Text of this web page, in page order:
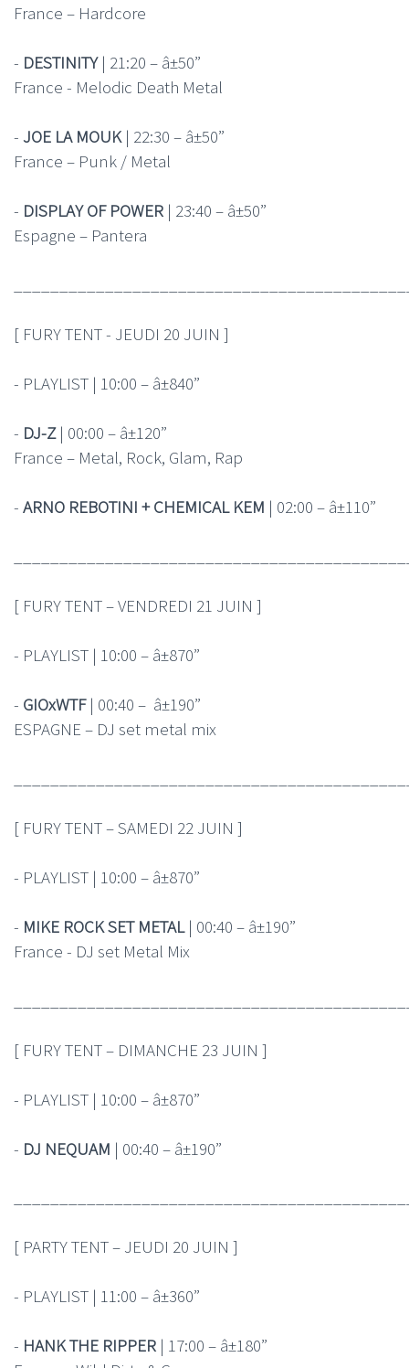
France – Hardcore
- DESTINITY| 21:20 – â±50”
France - Melodic Death Metal
- JOE LA MOUK | 22:30 – â±50”
France – Punk / Metal
- DISPLAY OF POWER | 23:40 – â±50”
Espagne – Pantera
[ FURY TENT - JEUDI 20 JUIN ]
- PLAYLIST | 10:00 – â±840”
- DJ-Z| 00:00 – â±120”
France – Metal, Rock, Glam, Rap
- ARNO REBOTINI + CHEMICAL KEM | 02:00 – â±110”
[ FURY TENT – VENDREDI 21 JUIN ]
- PLAYLIST | 10:00 – â±870”
- GIOxWTF | 00:40 – â±190”
ESPAGNE – DJ set metal mix
[ FURY TENT – SAMEDI 22 JUIN ]
- PLAYLIST | 10:00 – â±870”
- MIKE ROCK SET METAL| 00:40 – â±190”
France - DJ set Metal Mix
[ FURY TENT – DIMANCHE 23 JUIN ]
- PLAYLIST | 10:00 – â±870”
- DJ NEQUAM | 00:40 – â±190”
[ PARTY TENT – JEUDI 20 JUIN ]
- PLAYLIST | 11:00 – â±360”
- HANK THE RIPPER | 17:00 – â±180”